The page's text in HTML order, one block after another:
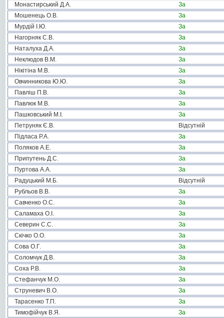
Монастирський Д.А.
За
Мошенець О.В.
За
Мурдій І.Ю.
За
Нагорняк С.В.
За
Наталуха Д.А.
За
Неклюдов В.М.
За
Нікітіна М.В.
За
Овчинникова Ю.Ю.
За
Павліш П.В.
За
Павлюк М.В.
За
Пашковський М.І.
За
Петруняк Є.В.
Відсутній
Підласа Р.А.
За
Поляков А.Е.
За
Припутень Д.С.
За
Пуртова А.А.
За
Радуцький М.Б.
Відсутній
Рубльов В.В.
За
Савченко О.С.
За
Саламаха О.І.
За
Северин С.С.
За
Скічко О.О.
За
Сова О.Г.
За
Соломчук Д.В.
За
Соха Р.В.
За
Стефанчук М.О.
За
Струневич В.О.
За
Тарасенко Т.П.
За
Тимофійчук В.Я.
За